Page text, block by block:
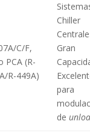
C/F,
PCA (R-
R-449A)
Chiller
Gran
para
de